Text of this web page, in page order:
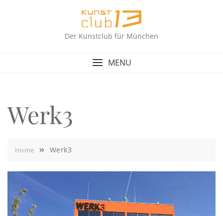
Der Kunstclub für München
MENU
Werk3
Home Werk3